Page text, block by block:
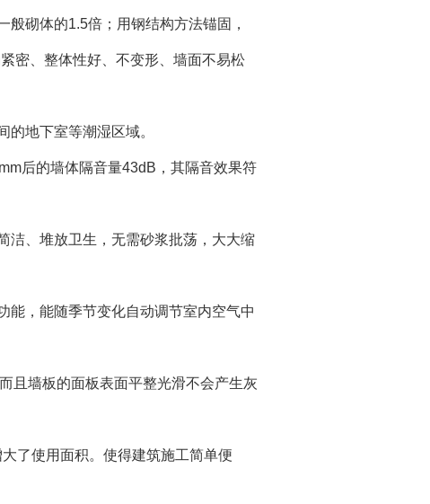
砌体的1.5倍；用钢结构方法锚固，
密、整体性好、不变形、墙面不易松
的地下室等潮湿区域。
后的墙体隔音量43dB，其隔音效果符
洁、堆放卫生，无需砂浆批荡，大大缩
能，能随季节变化自动调节室内空气中
且墙板的面板表面平整光滑不会产生灰
了使用面积。使得建筑施工简单便